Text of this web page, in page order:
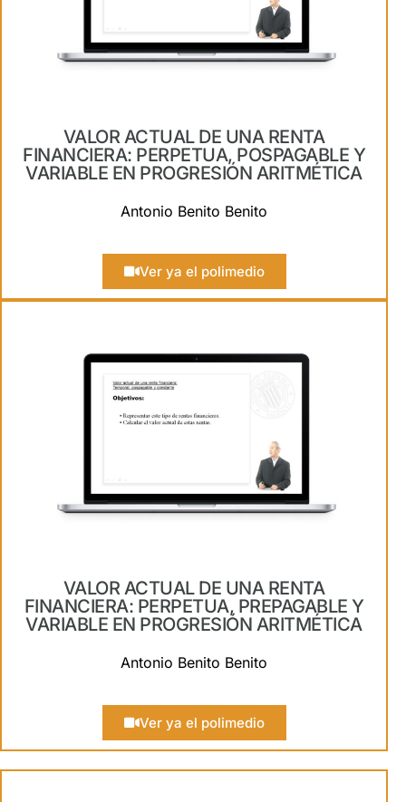
VALOR ACTUAL DE UNA RENTA
FINANCIERA: PERPETUA, POSPAGABLE Y
VARIABLE EN PROGRESIÓN ARITMÉTICA
Antonio Benito Benito
Ver ya el polimedio
VALOR ACTUAL DE UNA RENTA
FINANCIERA: PERPETUA, PREPAGABLE Y
VARIABLE EN PROGRESIÓN ARITMÉTICA
Antonio Benito Benito
Ver ya el polimedio